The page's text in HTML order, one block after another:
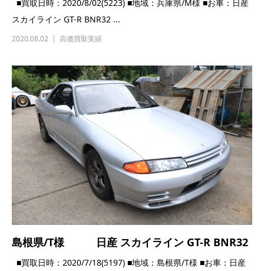
島根県/T様 日産 スカイライン GT-R BNR32
■買取日時：2020/7/18(5197) ■地域：島根県/T様 ■お車：日産
スカイライン GT-R BNR32 ...
2020.07.18 高価買取実績